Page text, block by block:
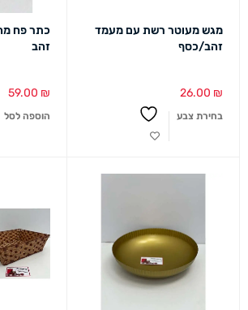
מגש מעוטר רשת עם מעמד
זהב/כסף
26.00 ₪
בחירת צבע
זהב
59.00 ₪
הוספה לסל